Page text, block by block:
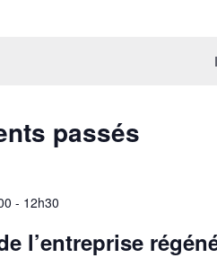
passés
- 12h30
l’entreprise